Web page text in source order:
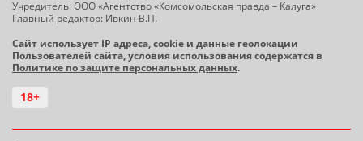
Учредитель: ООО «Агентство «Комсомольская правда – Калуга»
Главный редактор: Ивкин В.П.
Сайт использует IP адреса, cookie и данные геолокации
Пользователей сайта, условия использования содержатся в
Политике по защите персональных данных.
18+